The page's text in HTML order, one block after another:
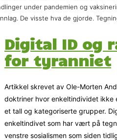
under pandemien og
De visste hva de gjorde.
Digital ID og
for tyranniet
Artikkel skrevet av Ole-Morten
doktriner hvor enkeltindividet ikke
et tall og kategoriserte grupper.
enkeltindivet som har vært på
venstre sosialismen som siden